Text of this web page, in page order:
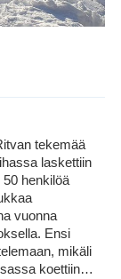
tekemää
laskettiin
henkilöä
vuonna
Ensi
mikäli
koettiin…